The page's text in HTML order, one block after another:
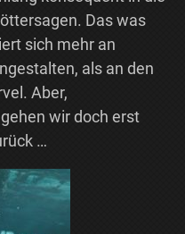
Das was
sich mehr an
als an den
Aber,
wir doch erst
…